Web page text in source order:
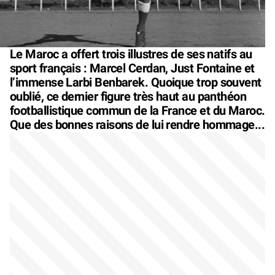
Le Maroc a offert trois illustres de ses natifs au
sport français : Marcel Cerdan, Just Fontaine et
l’immense Larbi Benbarek. Quoique trop souvent
oublié, ce dernier figure très haut au panthéon
footballistique commun de la France et du Maroc.
Que des bonnes raisons de lui rendre hommage...